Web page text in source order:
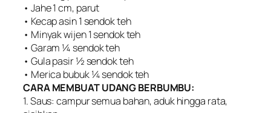
• Jahe 1 cm, parut
• Kecap asin 1 sendok teh
• Minyak wijen 1 sendok teh
• Garam ¼ sendok teh
• Gula pasir ½ sendok teh
• Merica bubuk ¼ sendok teh
CARA MEMBUAT UDANG BERBUMBU:
1. Saus: campur semua bahan, aduk hingga rata,